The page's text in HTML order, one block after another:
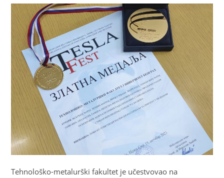
Tehnološko-metalurški fakultet je učestvovao na